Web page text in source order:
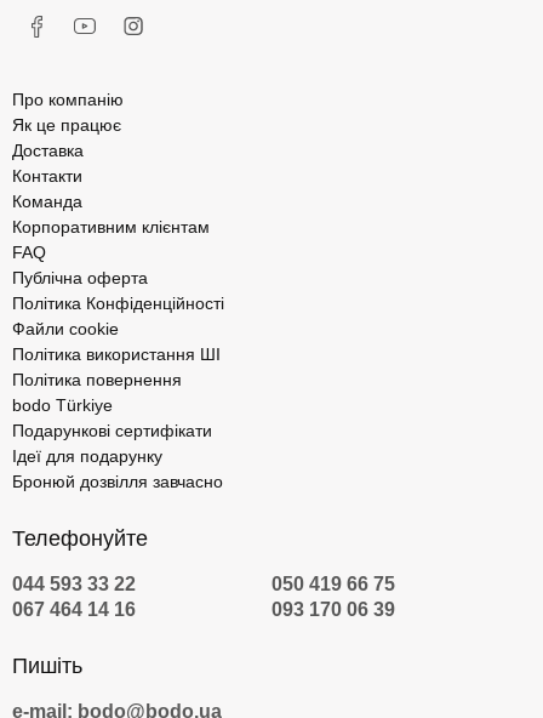
Про компанію
Як це працює
Доставка
Контакти
Команда
Корпоративним клієнтам
FAQ
Публічна оферта
Політика Конфіденційності
Файли cookie
Політика використання ШІ
Політика повернення
bodo Türkiye
Подарункові сертифікати
Ідеї для подарунку
Бронюй дозвілля завчасно
Телефонуйте
044 593 33 22
050 419 66 75
067 464 14 16
093 170 06 39
Пишіть
e-mail: bodo@bodo.ua